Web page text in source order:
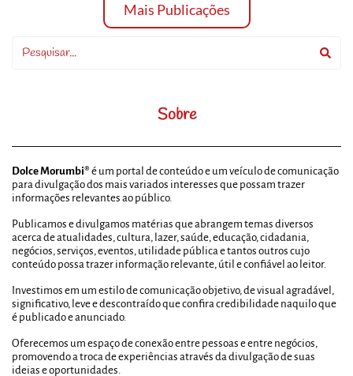
Mais Publicações
Sobre
Dolce Morumbi® é um portal de conteúdo e um veículo de comunicação
para divulgação dos mais variados interesses que possam trazer
informações relevantes ao público.
Publicamos e divulgamos matérias que abrangem temas diversos
acerca de atualidades, cultura, lazer, saúde, educação, cidadania,
negócios, serviços, eventos, utilidade pública e tantos outros cujo
conteúdo possa trazer informação relevante, útil e confiável ao leitor.
Investimos em um estilo de comunicação objetivo, de visual agradável,
significativo, leve e descontraído que confira credibilidade naquilo que
é publicado e anunciado.
Oferecemos um espaço de conexão entre pessoas e entre negócios,
promovendo a troca de experiências através da divulgação de suas
ideias e oportunidades.